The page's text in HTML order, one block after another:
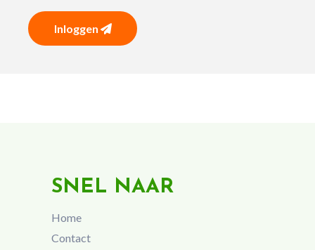
Inloggen
SNEL NAAR
Home
Contact